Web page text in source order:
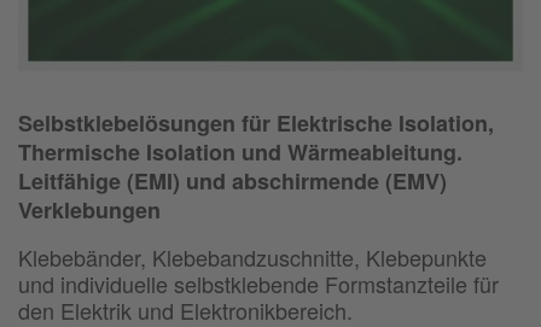
Selbstklebelösungen für Elektrische Isolation,
Thermische Isolation und Wärmeableitung.
Leitfähige (EMI) und abschirmende (EMV)
Verklebungen
Klebebänder, Klebebandzuschnitte, Klebepunkte
und individuelle selbstklebende Formstanzteile für
den Elektrik und Elektronikbereich.